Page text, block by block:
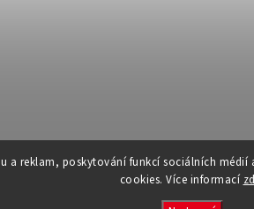
a reklam, poskytování funkcí sociálních
cookies. Více informací